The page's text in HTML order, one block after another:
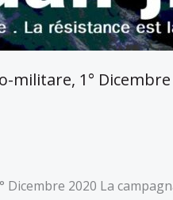
militare, 1°
2020 La